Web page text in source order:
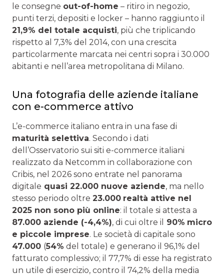
le consegne out-of-home – ritiro in negozio,
punti terzi, depositi e locker – hanno raggiunto il
21,9% del totale acquisti, più che triplicando
rispetto al 7,3% del 2014, con una crescita
particolarmente marcata nei centri sopra i 30.000
abitanti e nell’area metropolitana di Milano.
Una fotografia delle aziende italiane
con e-commerce attivo
L’e-commerce italiano entra in una fase di
maturità selettiva. Secondo i dati
dell’Osservatorio sui siti e-commerce italiani
realizzato da Netcomm in collaborazione con
Cribis, nel 2026 sono entrate nel panorama
digitale quasi 22.000 nuove aziende, ma nello
stesso periodo oltre 23.000 realtà attive nel
2025 non sono più online: il totale si attesta a
87.000 aziende (-4,4%), di cui oltre il 90% micro
e piccole imprese. Le società di capitale sono
47.000 (54% del totale) e generano il 96,1% del
fatturato complessivo; il 77,7% di esse ha registrato
un utile di esercizio, contro il 74,2% della media